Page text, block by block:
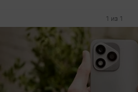
1 из 1